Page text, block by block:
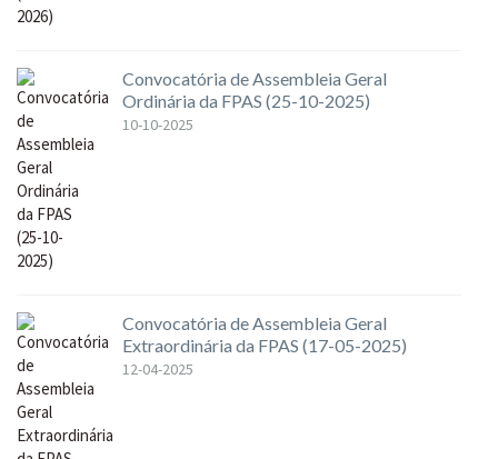
Convocatória de Assembleia Geral
Ordinária da FPAS (25-10-2025)
10-10-2025
Convocatória de Assembleia Geral
Extraordinária da FPAS (17-05-2025)
12-04-2025